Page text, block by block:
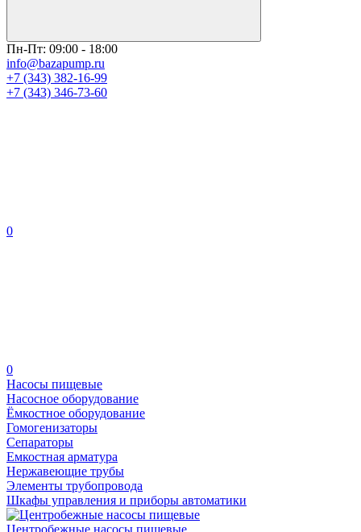
Пн-Пт: 09:00 - 18:00
info@bazapump.ru
+7 (343) 382-16-99
+7 (343) 346-73-‬60
0
0
Насосы пищевые
Насосное оборудование
Ёмкостное оборудование
Гомогенизаторы
Сепараторы
Емкостная арматура
Нержавеющие трубы
Элементы трубопровода
Шкафы управления и приборы автоматики
Центробежные насосы пищевые